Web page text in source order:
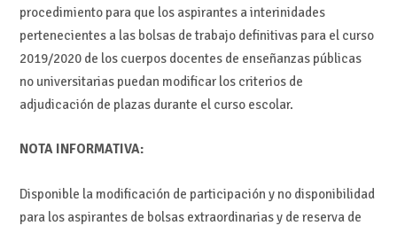
procedimiento para que los aspirantes a interinidades
pertenecientes a las bolsas de trabajo definitivas para el curso
2019/2020 de los cuerpos docentes de enseñanzas públicas
no universitarias puedan modificar los criterios de
adjudicación de plazas durante el curso escolar.
NOTA INFORMATIVA:
Disponible la modificación de participación y no disponibilidad
para los aspirantes de bolsas extraordinarias y de reserva de